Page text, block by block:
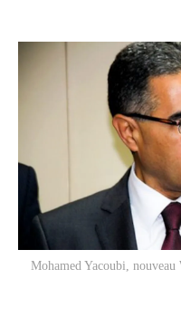
Mohamed Yacoubi,